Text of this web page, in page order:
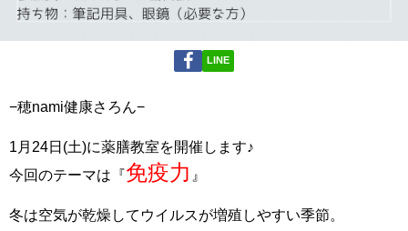
LINE
−穂nami健康さろん−
1月24日(土)に薬膳教室を開催します♪
今回のテーマは『免疫力 』
冬は空気が乾燥してウイルスが増殖しやすい季節。